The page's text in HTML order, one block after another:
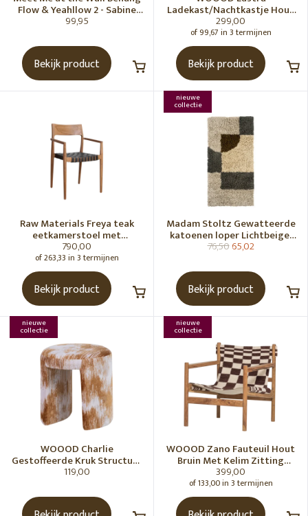
Flow & Yeahllow 2 - Sabine
van Vessem
99,95
Bekijk product
Ladekast/Nachtkastje Hout
Hoogglans Groen [Fsc]
299,00
of 99,67 in 3 termijnen
Bekijk product
Raw Materials Freya teak
eetkamerstoel met
armleuning - Zwart (set of 2)
790,00
of 263,33 in 3 termijnen
Bekijk product
nieuwe
collectie
Madam Stoltz Gewatteerde
katoenen loper Lichtbeige,
gebroken wit, grijs, groen
76,5065,02
Bekijk product
nieuwe
collectie
WOOOD Charlie
Gestoffeerde Kruk Structuur
Stof Karamelbruin [Fsc]
119,00
nieuwe
collectie
WOOOD Zano Fauteuil Hout
Bruin Met Kelim Zitting
Naturel
399,00
of 133,00 in 3 termijnen